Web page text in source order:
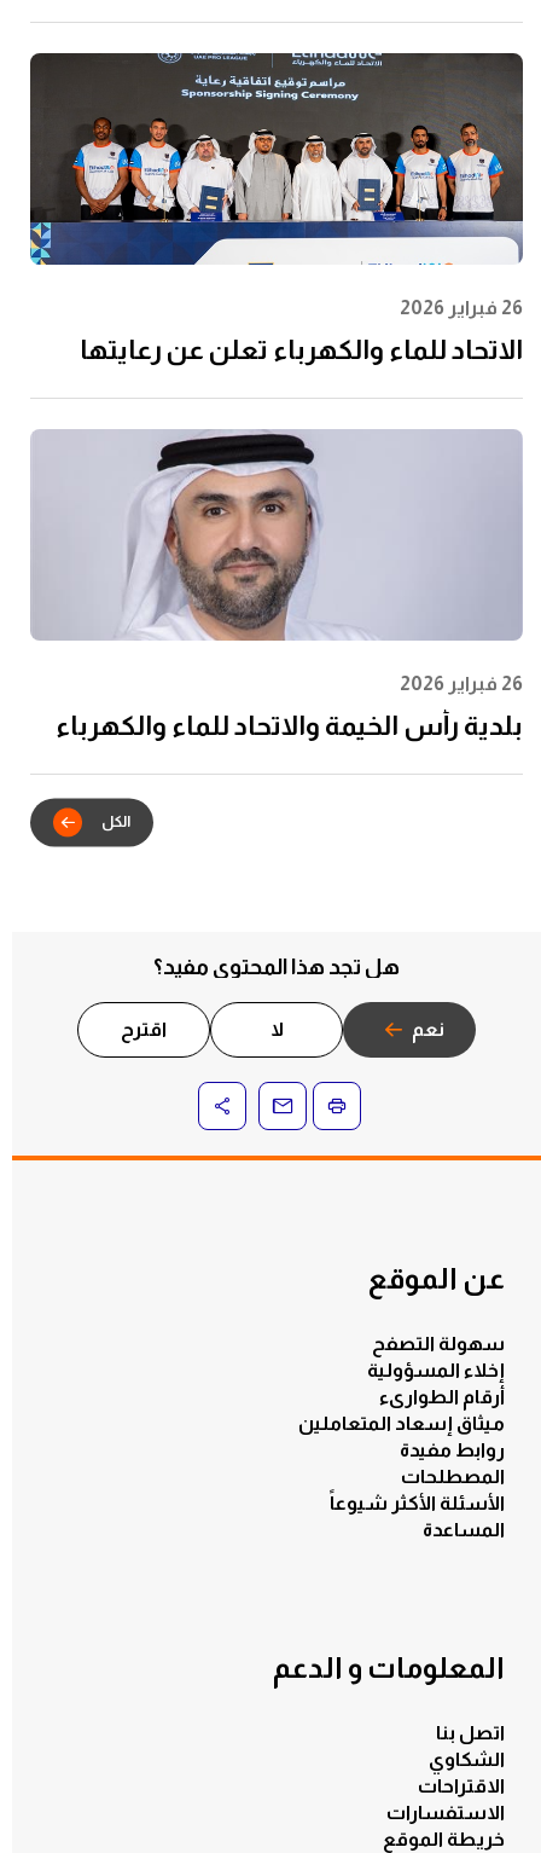
الفجيرة للتحلية سعة 60 مليون جالون يوميًا
26 فبراير 2026
الاتحاد للماء والكهرباء تعلن عن رعايتها
26 فبراير 2026
بلدية رأس الخيمة والاتحاد للماء والكهرباء
هل تجد هذا المحتوى مفيد؟
نعم لا اقترح
عن الموقع
سهولة التصفح
إخلاء المسؤولية
أرقام الطوارىء
ميثاق إسعاد المتعاملين
روابط مفيدة
المصطلحات
الأسئلة الأكثر شيوعاً
المساعدة
المعلومات و الدعم
اتصل بنا
الشكاوي
الاقتراحات
الاستفسارات
خريطة الموقع